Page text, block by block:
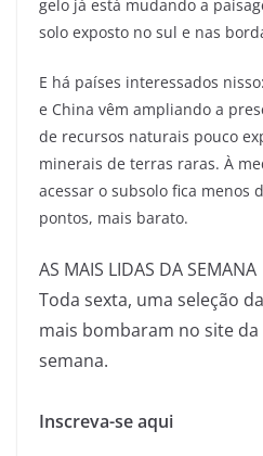
gelo já está mudando a
solo exposto no sul e nas
E há países interessados
e China vêm ampliando a
de recursos naturais pouco
minerais de terras raras. À
acessar o subsolo fica menos
pontos, mais barato.
AS MAIS LIDAS DA SEMANA
Toda sexta, uma seleção
mais bombaram no site
semana.
Inscreva-se aqui